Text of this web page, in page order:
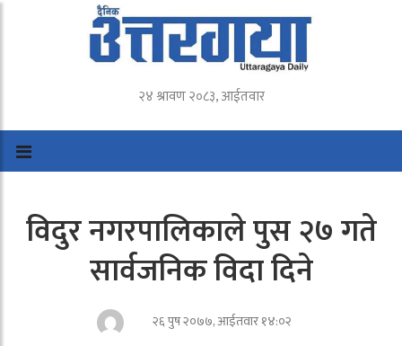
२४ श्रावण २०८३, आईतवार
विदुर नगरपालिकाले पुस २७ गते
सार्वजनिक विदा दिने
२६ पुष २०७७, आईतवार १४:०२